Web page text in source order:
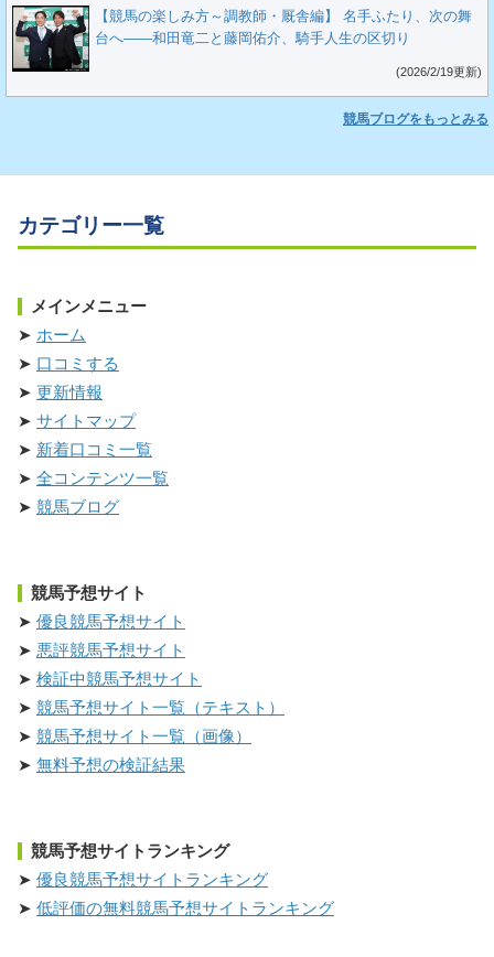
【競馬の楽しみ方～調教師・厩舎編】 名手ふたり、次の舞
台へ――和田竜二と藤岡佑介、騎手人生の区切り
(2026/2/19更新)
競馬ブログをもっとみる
カテゴリー一覧
メインメニュー
ホーム
口コミする
更新情報
サイトマップ
新着口コミ一覧
全コンテンツ一覧
競馬ブログ
競馬予想サイト
優良競馬予想サイト
悪評競馬予想サイト
検証中競馬予想サイト
競馬予想サイト一覧（テキスト）
競馬予想サイト一覧（画像）
無料予想の検証結果
競馬予想サイトランキング
優良競馬予想サイトランキング
低評価の無料競馬予想サイトランキング